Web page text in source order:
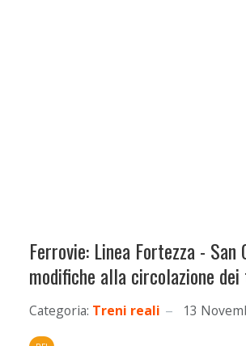
Ferrovie: Linea Fortezza - San
modifiche alla circolazione
Categoria: Treni reali 13